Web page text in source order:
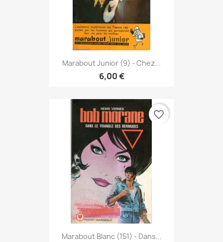
Marabout Junior (9) - Chez...
6,00 €
Marabout Blanc (151) - Dans...
favorite_border